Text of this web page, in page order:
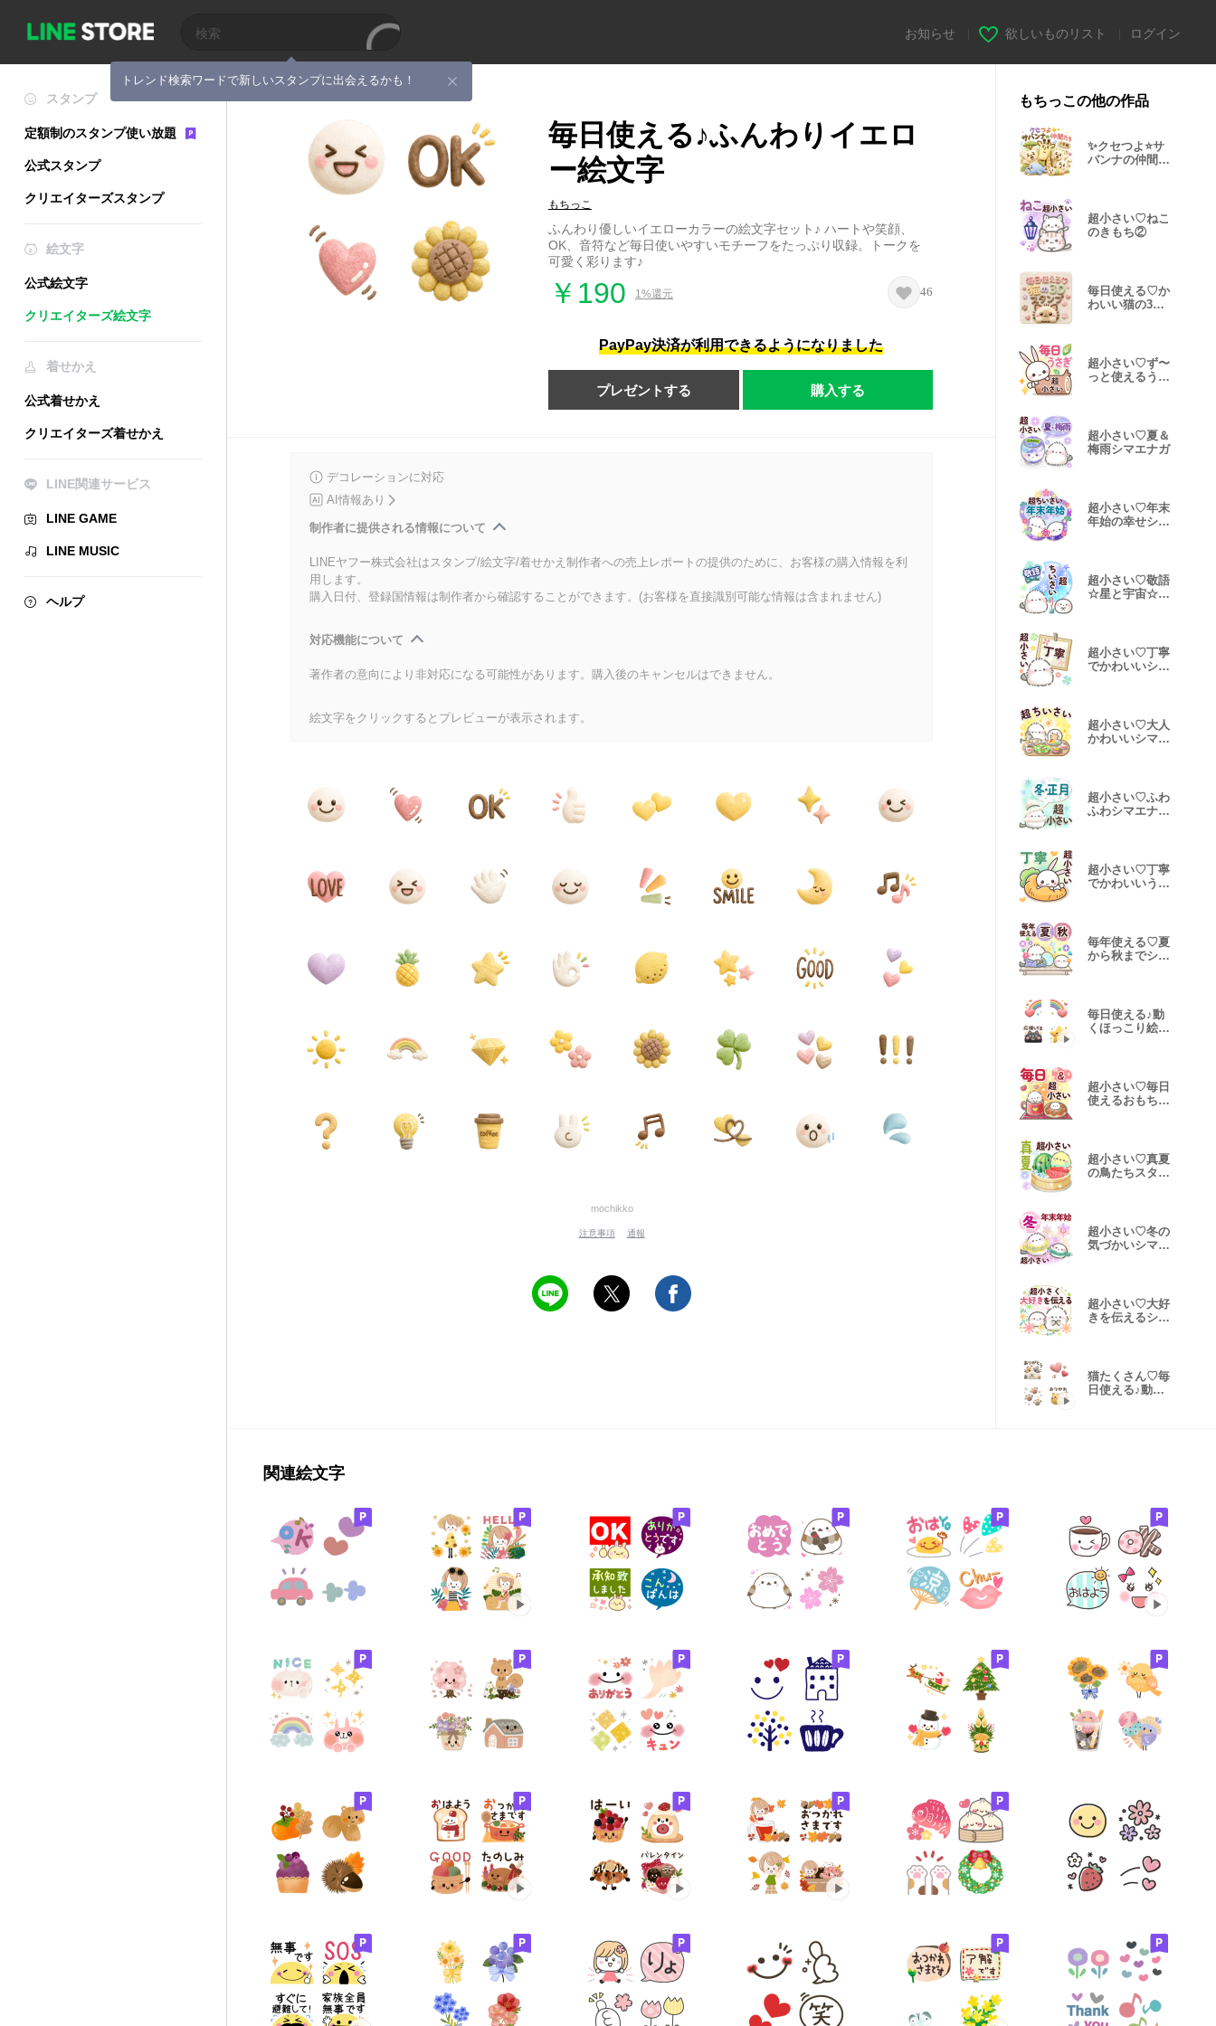
トレンド検索ワードで新しいスタンプに出会えるかも！
お知らせ 欲しいものリスト ログイン
スタンプ
定額制のスタンプ使い放題
公式スタンプ
クリエイターズスタンプ
絵文字
公式絵文字
クリエイターズ絵文字
着せかえ
公式着せかえ
クリエイターズ着せかえ
LINE関連サービス
LINE GAME
LINE MUSIC
ヘルプ
毎日使える♪ふんわりイエロ
ー絵文字
もちっこ
ふんわり優しいイエローカラーの絵文字セット♪ ハートや笑顔、
OK、音符など毎日使いやすいモチーフをたっぷり収録。トークを
可愛く彩ります♪
￥190 1%還元 46
PayPay決済が利用できるようになりました
プレゼントする 購入する
デコレーションに対応
AI情報あり
制作者に提供される情報について
LINEヤフー株式会社はスタンプ/絵文字/着せかえ制作者への売上レポートの提供のために、お客様の購入情報を利
用します。
購入日付、登録国情報は制作者から確認することができます。(お客様を直接識別可能な情報は含まれません)
対応機能について
著作者の意向により非対応になる可能性があります。購入後のキャンセルはできません。
絵文字をクリックするとプレビューが表示されます。
mochikko
注意事項 通報
もちっこの他の作品
✨クセつよ⭐サ
バンナの仲間た
超小さい♡ねこ
のきもち②
毎日使える♡か
わいい猫の3D
超小さい♡ず〜
っと使えるうさ
超小さい♡夏＆
梅雨シマエナガ
超小さい♡年末
年始の幸せシマ
超小さい♡敬語
☆星と宇宙☆シ
超小さい♡丁寧
でかわいいシマ
超小さい♡大人
かわいいシマエ
超小さい♡ふわ
ふわシマエナガ
超小さい♡丁寧
でかわいいうさ
毎年使える♡夏
から秋までシマ
毎日使える♪動
くほっこり絵文
超小さい♡毎日
使えるおもちの
超小さい♡真夏
の鳥たちスタン
超小さい♡冬の
気づかいシマエ
超小さい♡大好
きを伝えるシマ
猫たくさん♡毎
日使える♪動く
関連絵文字